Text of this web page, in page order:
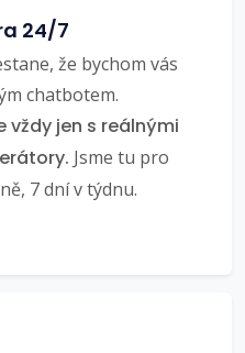
24/7
že bychom vás
chatbotem.
jen s reálnými
Jsme tu pro
7 dní v týdnu.